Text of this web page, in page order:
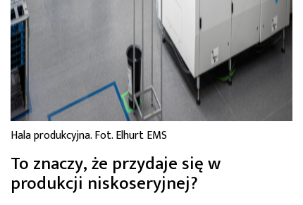
Hala produkcyjna. Fot. Elhurt EMS
To znaczy, że przydaje się w
produkcji niskoseryjnej?